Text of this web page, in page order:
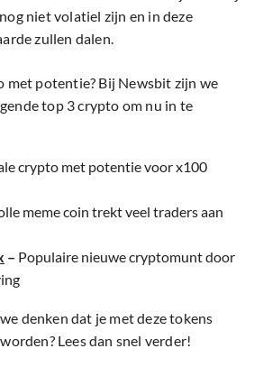
niet volatiel zijn en in deze
zullen dalen.
met potentie? Bij Newsbit zijn we
top 3 crypto om nu in te
crypto met potentie voor x100
meme coin trekt veel traders aan
– Populaire nieuwe cryptomunt door
denken dat je met deze tokens
Lees dan snel verder!